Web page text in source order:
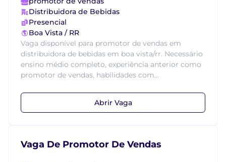
Distribuidora de Bebidas
Presencial
Boa Vista / RR
Vaga disponível para promotor de vendas em
distribuidora de bebidas em boa vista/rr. Necessário
ensino médio completo, experiência anterior como
promotor de vendas, habilidades com...
Abrir Vaga
Vaga De Promotor De Vendas